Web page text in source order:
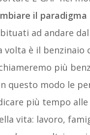
il
ad andare
volta è il benzinaio
più
questo modo le
più tempo alle
vita: lavoro,